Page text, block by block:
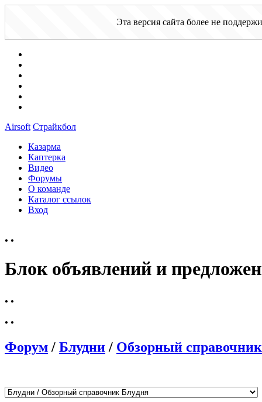
Эта версия сайта более не
Airsoft Страйкбол
Казарма
Каптерка
Видео
Форумы
О команде
Каталог ссылок
Вход
• •
Блок объявлений и
• •
• •
Форум / Блудни / Обзорный